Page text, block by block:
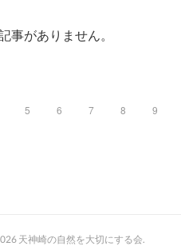
事がありません。
5 6 7 8 9
天神崎の自然を大切にする会.